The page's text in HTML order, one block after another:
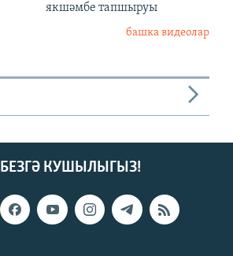
якшәмбе тапшыруы
башка видеолар
БЕЗГӘ КУШЫЛЫГЫЗ!